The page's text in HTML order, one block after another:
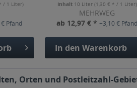
/ 1 Liter)
Pfand
Inhalt 10 Liter (1,30 € * / 1 Liter)
MEHRWEG
ab 12,97 € *+3,10 € Pfand
In den Warenkorb
Orten und Postleitzahl-